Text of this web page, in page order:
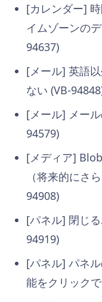
[カレンダー]
イムゾーンの
94637)
[メール] 英語
ない (VB-
[メール] メー
94579)
[メディア]
（将来的にさ
94908)
[パネル] 閉じ
94919)
[パネル] パネ
能をクリック